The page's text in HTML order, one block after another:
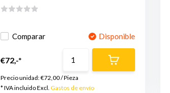
Comparar Disponible
€72,-*
Precio unidad:€72,00/Pieza
* IVA incluido Excl. Gastos de envío